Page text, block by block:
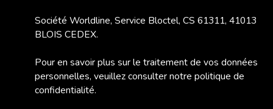
Société Worldline, Service Bloctel, CS 61311, 41013
BLOIS CEDEX.
Pour en savoir plus sur le traitement de vos données
personnelles, veuillez consulter notre politique de
confidentialité.